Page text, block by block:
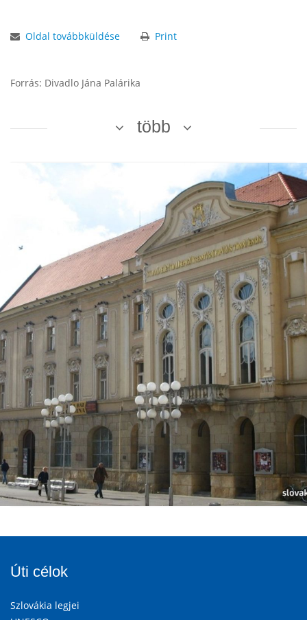
Oldal továbbküldése Print
Forrás: Divadlo Jána Palárika
több
Úti célok
Szlovákia legjei